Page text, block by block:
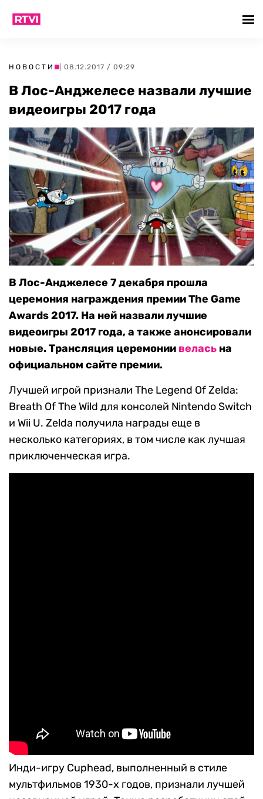
НОВОСТИ | 08.12.2017 / 09:29
В Лос-Анджелесе назвали лучшие
видеоигры 2017 года
В Лос-Анджелесе 7 декабря прошла
церемония награждения премии The Game
Awards 2017. На ней назвали лучшие
видеоигры 2017 года, а также анонсировали
новые. Трансляция церемонии велась на
официальном сайте премии.
Лучшей игрой признали The Legend Of Zelda:
Breath Of The Wild для консолей Nintendo Switch
и Wii U. Zelda получила награды еще в
несколько категориях, в том числе как лучшая
приключенческая игра.
Инди-игру Cuphead, выполненный в стиле
мультфильмов 1930-х годов, признали лучшей